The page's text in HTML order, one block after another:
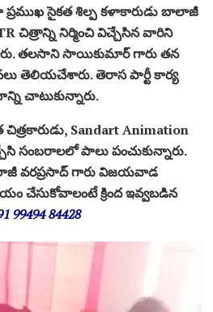
ప్రముఖ సైకత శిల్ప కళాకారుడు బాలాజీ
చిత్రాన్ని నిర్మించి విచ్చేసిన వారిని
తలసాని సాయికుమార్ గారు తన
తెలియచేశారు. తెరాస పార్టీ కార్య
చాటుకున్నారు.
Sandart Animation
సంబరాలలో పాలు పంచుకున్నారు.
వరప్రసాద్ గారు విజయవాడ
చేసుకోవాలంటే క్రింద ఇవ్వబడిన
99494 84428